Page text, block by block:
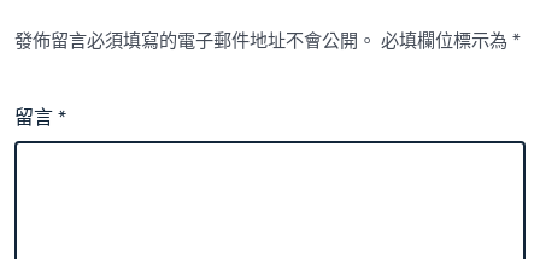
發佈留言必須填寫的電子郵件地址不會公開。 必填欄位標示為*
留言*